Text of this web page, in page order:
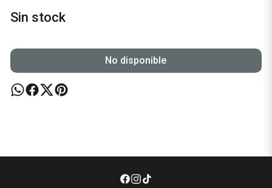
Sin stock
No disponible